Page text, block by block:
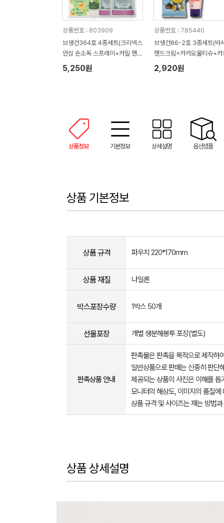
상품번호 : 803909
브생건364호 4종세트(크리넥스
안심 손소독 스프레이+카밀 핸드
크림+유시몰 가글2매)
5,250원
상품번호 : 785440
브생건86-2호 3종세트(바
핸드크림+카카오물티슈+카
미용휴지)
2,920원
상품정보 기본정보 상세설명 옵션샘플
상품 기본정보
상품 규격 파우치 220*170mm
상품 재질 나일론
박스포장수량 1박스 50개
선물포장 개별 생분해봉투 포장(별도)
판촉상품 안내
판촉물은 판촉을 목적으로 제작하
일반상품으로 판매는 신중히 판단
제공되는 상품의 사진은 이해를
모니터의 해상도, 이미지의 품질
상품 규격 및 사이즈는 재는 방법
상품 상세설명